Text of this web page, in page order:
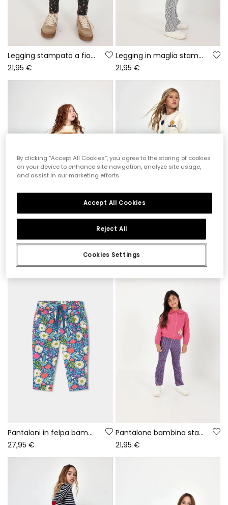
Legging stampato a fiori grigio scuro
21,95 €
Legging in maglia stampata a fiori grigio e bianco
21,95 €
Pantaloni denim bambina blu con toppe di fiori
Pantalone bambina blu navy
29,95 €
Pantaloni in felpa bambina verde stampa fiori
27,95 €
Pantalone bambina stampato fiori blu a campana
21,95 €
By clicking “Accept All Cookies”, you agree to the storing of cookies
on your device to enhance site navigation, analyze site usage,
and assist in our marketing efforts.
Cookies Settings
Reject All
Accept All Cookies